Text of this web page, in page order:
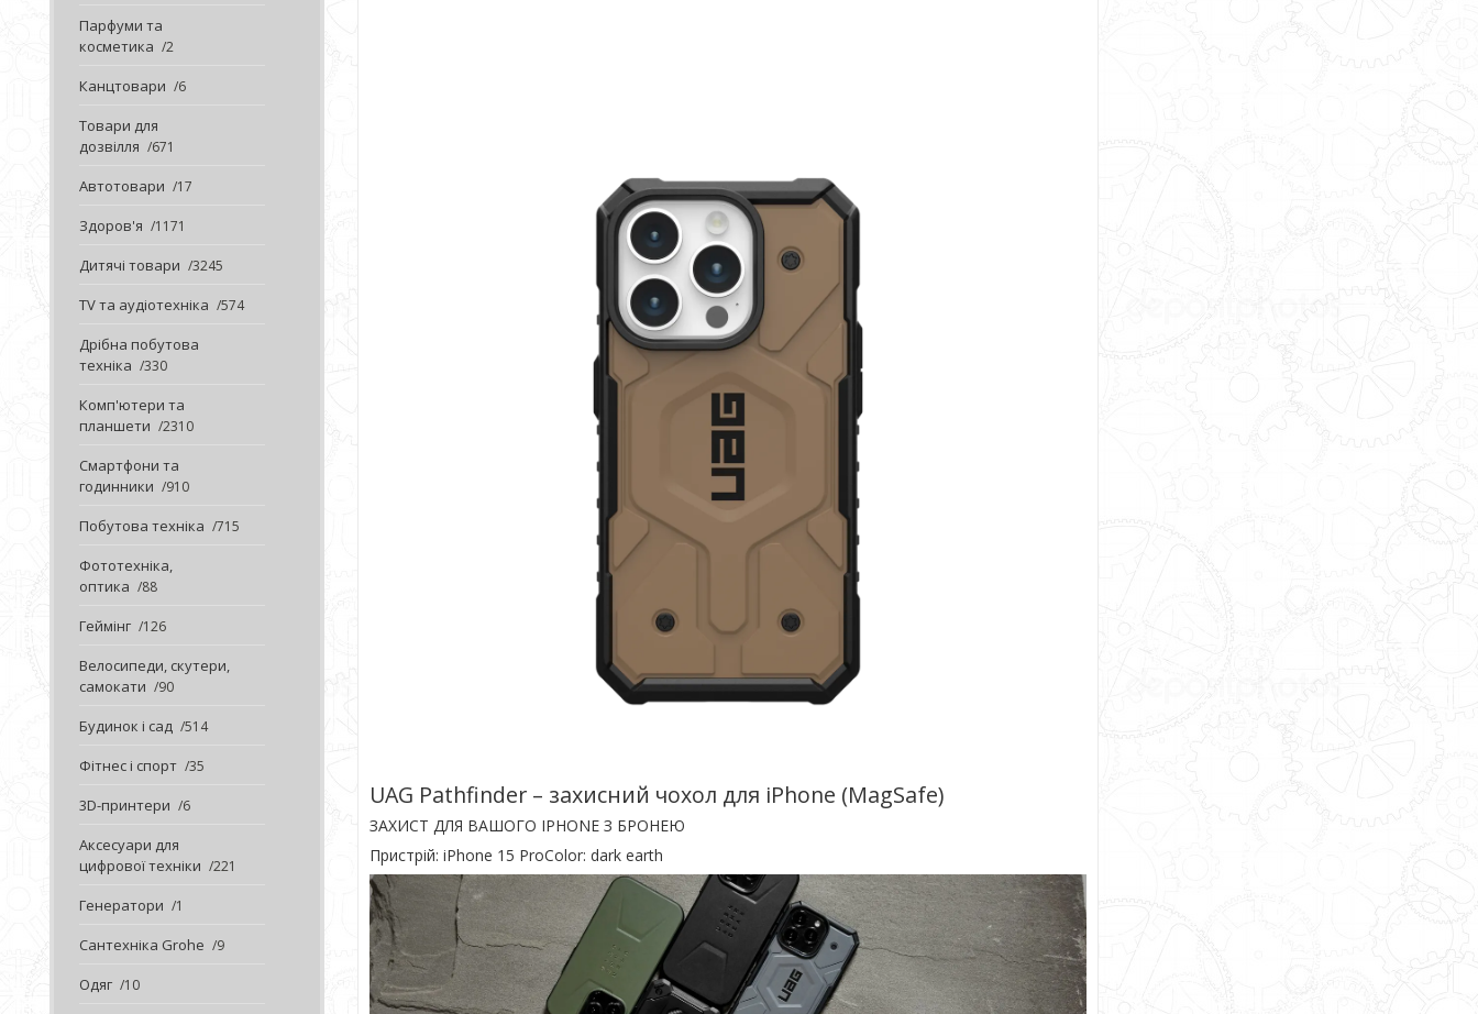
Парфуми та
косметика
2
Канцтовари 6
Товари для
дозвілля
671
Автотовари 17
Здоров'я 1171
Дитячі товари 3245
TV та аудіотехніка 574
Дрібна побутова
техніка
330
Комп'ютери та
планшети
2310
Смартфони та
годинники
910
Побутова техніка 715
Фототехніка,
оптика
88
Геймінг 126
Велосипеди, скутери,
самокати
90
Будинок і сад 514
Фітнес і спорт 35
3D-принтери 6
Аксесуари для
цифрової техніки
221
Генератори 1
Сантехніка Grohe 9
Одяг 10
UAG Pathfinder – захисний чохол для iPhone (MagSafe)
ЗАХИСТ ДЛЯ ВАШОГО IPHONE З БРОНЕЮ
Пристрій: iPhone 15 ProColor: dark earth